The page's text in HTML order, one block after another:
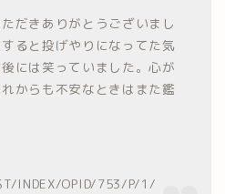
だきありがとうございまし
ると投げやりになってた気
には笑っていました。心が
からも不安なときはまた鑑
INDEX/OPID/753/P/1/